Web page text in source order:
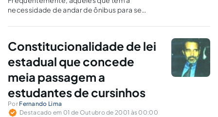
necessidade de andar de ônibus para se
como superlotação, veículos sucateados,
perguntam se não têm o direito de exigir um
transporte coletivo de qualidade. Poucos…
Constitucionalidade de lei
estadual que concede
meia passagem a
estudantes de cursinhos
Por Fernando Lima
Destacado em 01 de Outubro de 2001 às 00:00